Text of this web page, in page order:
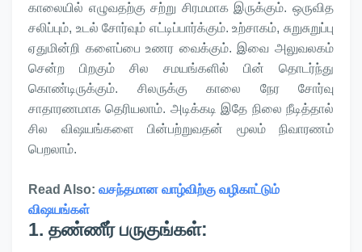
காலையில் எழுவதற்கு சற்று சிரமமாக இருக்கும். ஒருவித
சலிப்பும், உடல் சோர்வும் எட்டிப்பார்க்கும். உற்சாகம், சுறுசுறுப்பு
ஏதுமின்றி களைப்பை உணர வைக்கும். இவை அலுவலகம்
சென்ற பிறகும் சில சமயங்களில் பின் தொடர்ந்து
கொண்டிருக்கும். சிலருக்கு காலை நேர சோர்வு
சாதாரணமாக தெரியலாம். அடிக்கடி இதே நிலை நீடித்தால்
சில விஷயங்களை பின்பற்றுவதன் மூலம் நிவாரணம்
பெறலாம்.
Read Also: வசந்தமான வாழ்விற்கு வழிகாட்டும்
விஷயங்கள்
1. தண்ணீர் பருகுங்கள்: